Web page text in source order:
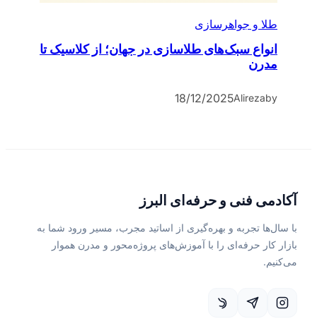
طلا و جواهرسازی
انواع سبک‌های طلاسازی در جهان؛ از کلاسیک تا
مدرن
by
Alireza
18/12/2025
آکادمی فنی و حرفه‌ای البرز
با سال‌ها تجربه و بهره‌گیری از اساتید مجرب، مسیر ورود شما به
بازار کار حرفه‌ای را با آموزش‌های پروژه‌محور و مدرن هموار
می‌کنیم.